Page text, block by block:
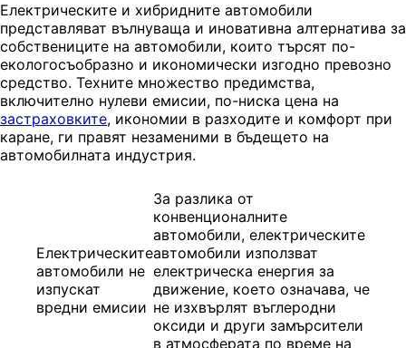
Електрическите и хибридните автомобили
представляват вълнуваща и иновативна алтернатива за
собствениците на автомобили, които търсят по-
екологосъобразно и икономически изгодно превозно
средство. Техните множество предимства,
включително нулеви емисии, по-ниска цена на
застраховките, икономии в разходите и комфорт при
каране, ги правят незаменими в бъдещето на
автомобилната индустрия.
Електрическите
автомобили не
изпускат
вредни емисии
За разлика от
конвенционалните
автомобили, електрическите
автомобили използват
електрическа енергия за
движение, което означава, че
не изхвърлят въглеродни
оксиди и други замърсители
в атмосферата по време на